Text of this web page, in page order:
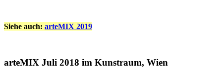
Siehe auch: arteMIX 2019
arteMIX Juli 2018 im Kunstraum, Wien